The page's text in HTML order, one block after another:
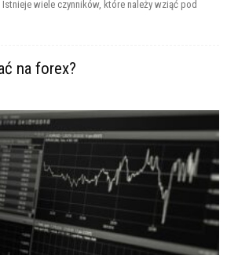
wiele czynników, które należy wziąć pod
na forex?